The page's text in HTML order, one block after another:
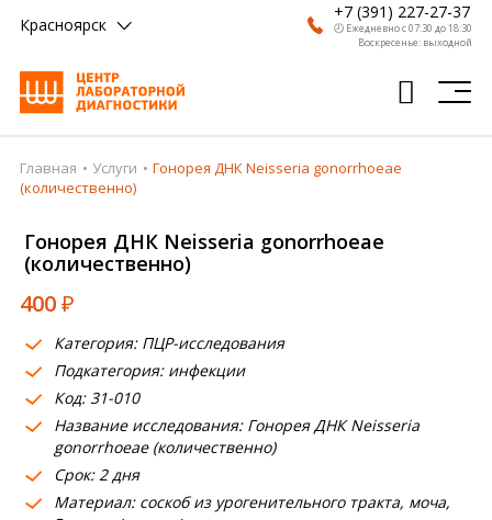
Красноярск
+7 (391) 227-27-37
🕗 Ежедневно с 07:30 до 18:30
Воскресенье: выходной
Главная
Врачи
Получить результат
Пациентам
О компании
Где сдать
Партнерам
Главная Услуги
Гонорея ДНК Neisseria gonorrhoeae
(количественно)
Гонорея ДНК Neisseria gonorrhoeae
(количественно)
400₽
Категория: ПЦР-исследования
Подкатегория: инфекции
Код: 31-010
Название исследования: Гонорея ДНК Neisseria
gonorrhoeae (количественно)
Срок: 2 дня
Материал: соскоб из урогенительного тракта, моча,